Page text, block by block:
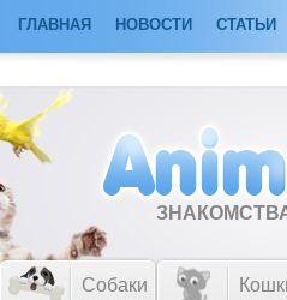
ГЛАВНАЯ НОВОСТИ СТАТЬИ
Собаки